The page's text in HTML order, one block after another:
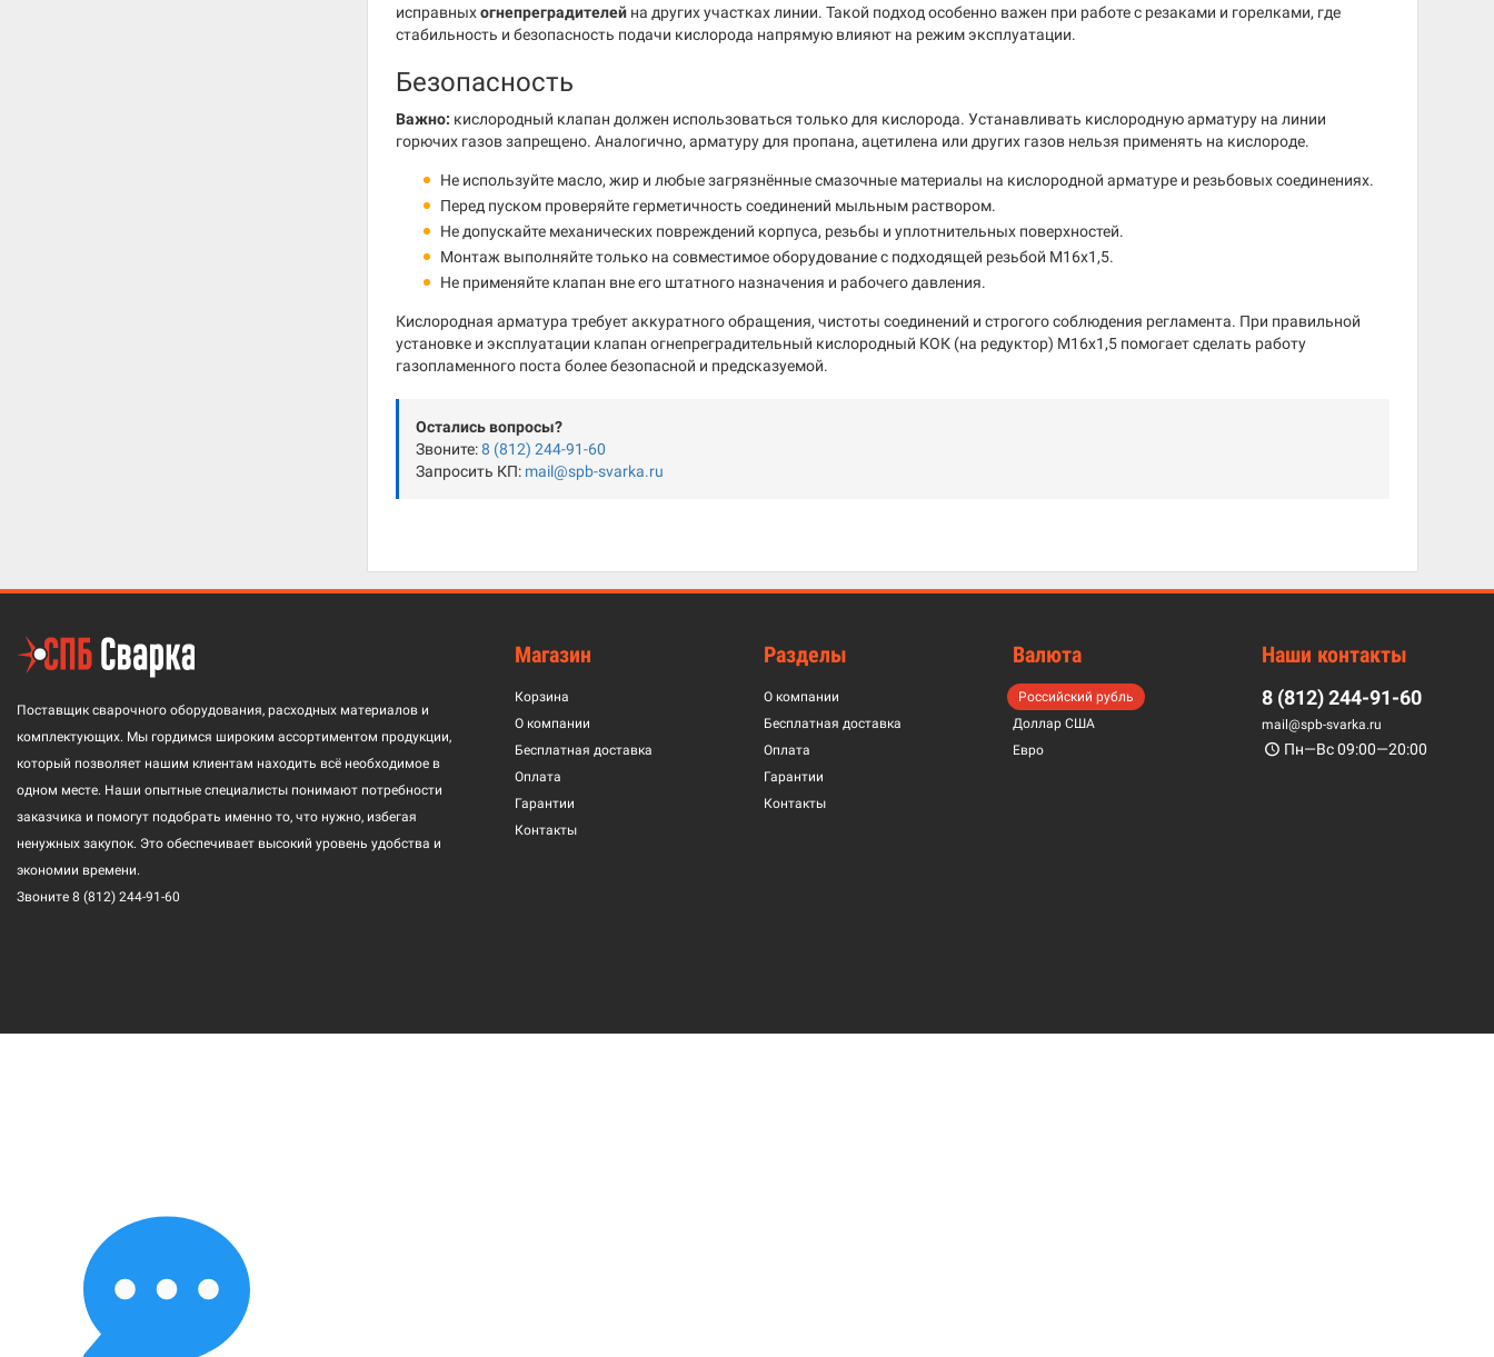
исправныхогнепреградителей на других участках линии. Такой подход особенно важен при работе с резаками и горелками, где
стабильность и безопасность подачи кислорода напрямую влияют на режим эксплуатации.
Безопасность
Важно: кислородный клапан должен использоваться только для кислорода. Устанавливать кислородную арматуру на линии
горючих газов запрещено. Аналогично, арматуру для пропана, ацетилена или других газов нельзя применять на кислороде.
Не используйте масло, жир и любые загрязнённые смазочные материалы на кислородной арматуре и резьбовых соединениях.
Перед пуском проверяйте герметичность соединений мыльным раствором.
Не допускайте механических повреждений корпуса, резьбы и уплотнительных поверхностей.
Монтаж выполняйте только на совместимое оборудование с подходящей резьбой М16х1,5.
Не применяйте клапан вне его штатного назначения и рабочего давления.
Кислородная арматура требует аккуратного обращения, чистоты соединений и строгого соблюдения регламента. При правильной
установке и эксплуатации клапан огнепреградительный кислородный КОК (на редуктор) М16х1,5 помогает сделать работу
газопламенного поста более безопасной и предсказуемой.
Остались вопросы?
Звоните:8 (812) 244-91-60
Запросить КП: mail@spb-svarka.ru
Поставщик сварочного оборудования, расходных материалов и
комплектующих. Мы гордимся широким ассортиментом продукции,
который позволяет нашим клиентам находить всё необходимое в
одном месте. Наши опытные специалисты понимают потребности
заказчика и помогут подобрать именно то, что нужно, избегая
ненужных закупок. Это обеспечивает высокий уровень удобства и
экономии времени.
Звоните 8 (812) 244-91-60
Магазин
Корзина
О компании
Бесплатная доставка
Оплата
Гарантии
Контакты
Разделы
О компании
Бесплатная доставка
Оплата
Гарантии
Контакты
Валюта
Российский рубль
Доллар США
Евро
Наши контакты
8 (812) 244-91-60
mail@spb-svarka.ru
Пн—Вс 09:00—20:00